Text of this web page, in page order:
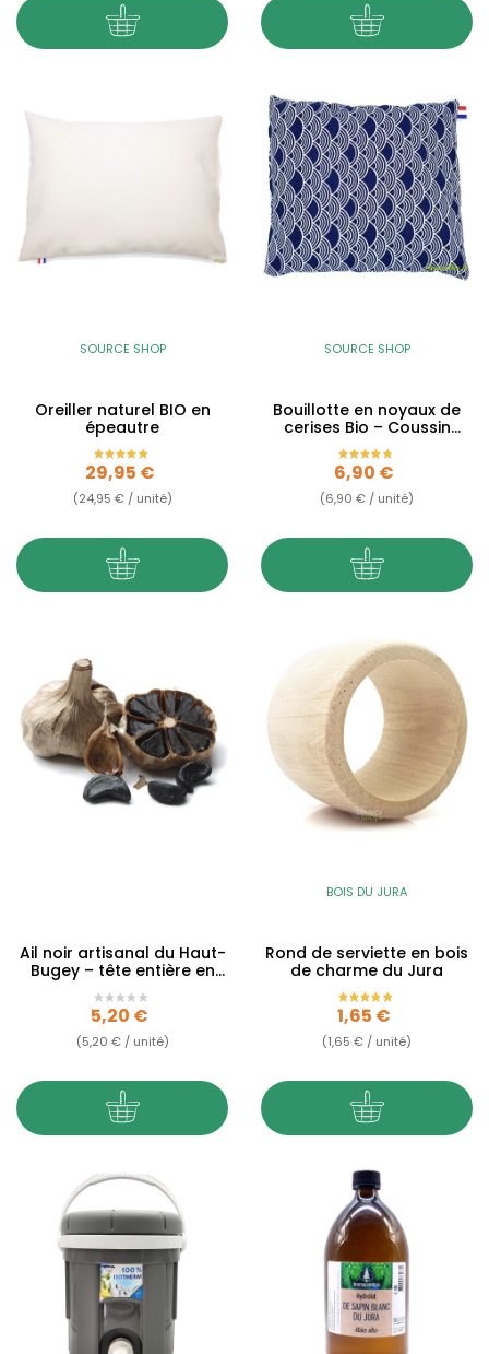
SOURCE SHOP
Oreiller naturel BIO en
épeautre
Prix
29,95 €
(24,95 € / unité)
SOURCE SHOP
Bouillotte en noyaux de
cerises Bio – Coussin
chauffant
Prix
6,90 €
(6,90 € / unité)
Ail noir artisanal du Haut-
Bugey – tête entière en
Prix
5,20 €
(5,20 € / unité)
BOIS DU JURA
Rond de serviette en bois
de charme du Jura
Prix
1,65 €
(1,65 € / unité)